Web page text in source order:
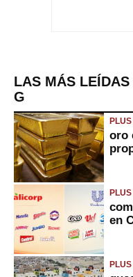
LAS MÁS LEÍDAS
G
PLUS
oro
PLUS
en
PLUS